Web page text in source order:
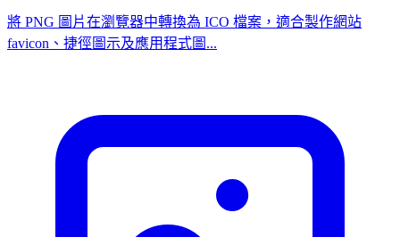
將 PNG 圖片在瀏覽器中轉換為 ICO 檔案，適合製作網站
favicon、捷徑圖示及應用程式圖...